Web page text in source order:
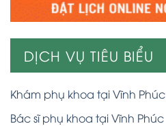
DỊCH VỤ TIÊU BIỂU
Khám phụ khoa tại Vĩnh Phúc
Bác sĩ phụ khoa tại Vĩnh Phúc